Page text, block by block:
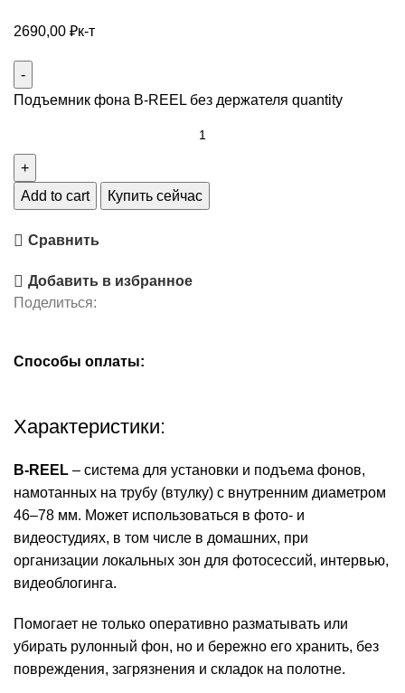
2690,00 ₽к-т
Подъемник фона B-REEL без держателя quantity
Add to cart Купить сейчас
Сравнить
Добавить в избранное
Поделиться:
Способы оплаты:
Характеристики:
B-REEL – система для установки и подъема фонов,
намотанных на трубу (втулку) с внутренним диаметром
46–78 мм. Может использоваться в фото- и
видеостудиях, в том числе в домашних, при
организации локальных зон для фотосессий, интервью,
видеоблогинга.
Помогает не только оперативно разматывать или
убирать рулонный фон, но и бережно его хранить, без
повреждения, загрязнения и складок на полотне.